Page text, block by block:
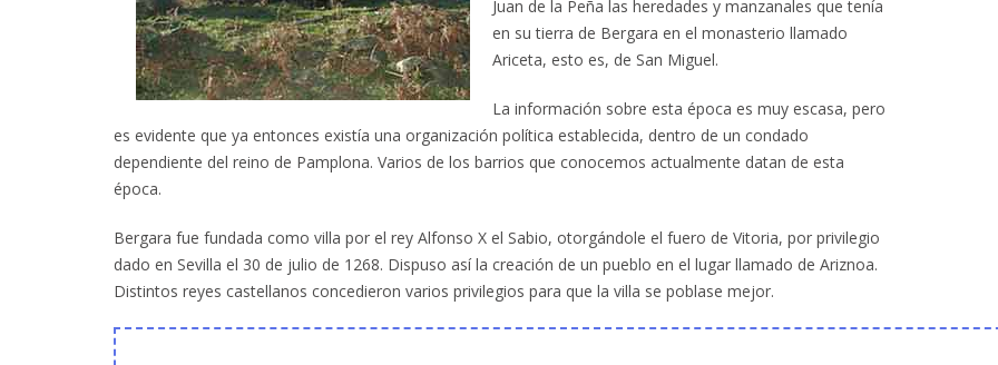
Juan de la Peña las heredades y manzanales que tenía
en su tierra de Bergara en el monasterio llamado
Ariceta, esto es, de San Miguel.
La información sobre esta época es muy escasa, pero
es evidente que ya entonces existía una organización política establecida, dentro de un condado
dependiente del reino de Pamplona. Varios de los barrios que conocemos actualmente datan de esta
época.
Bergara fue fundada como villa por el rey Alfonso X el Sabio, otorgándole el fuero de Vitoria, por privilegio
dado en Sevilla el 30 de julio de 1268. Dispuso así la creación de un pueblo en el lugar llamado de Ariznoa.
Distintos reyes castellanos concedieron varios privilegios para que la villa se poblase mejor.